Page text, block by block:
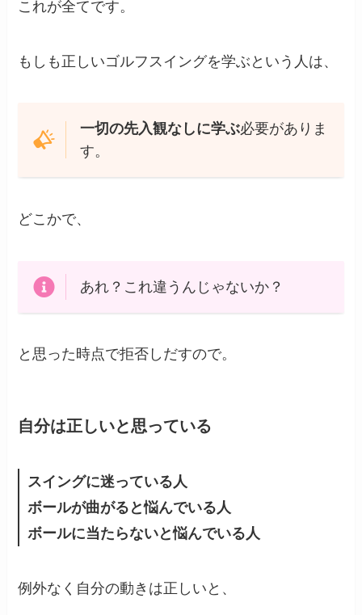
これが全てです。
もしも正しいゴルフスイングを学ぶという人は、
一切の先入観なしに学ぶ必要がありま
す。
どこかで、
あれ？これ違うんじゃないか？
と思った時点で拒否しだすので。
自分は正しいと思っている
スイングに迷っている人
ボールが曲がると悩んでいる人
ボールに当たらないと悩んでいる人
例外なく自分の動きは正しいと、